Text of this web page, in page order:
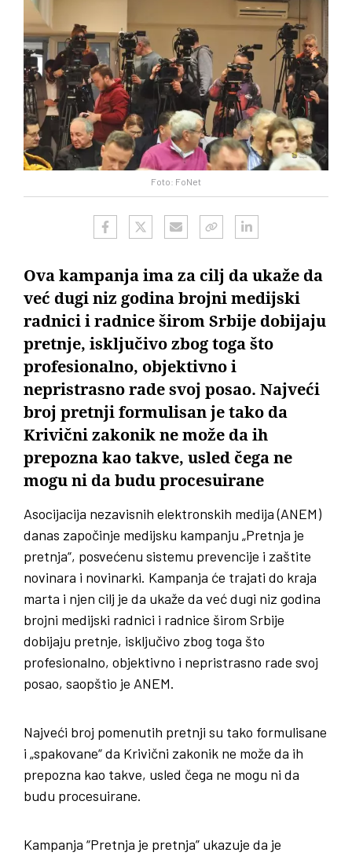
Foto: FoNet
Ova kampanja ima za cilj da ukaže da
već dugi niz godina brojni medijski
radnici i radnice širom Srbije dobijaju
pretnje, isključivo zbog toga što
profesionalno, objektivno i
nepristrasno rade svoj posao. Najveći
broj pretnji formulisan je tako da
Krivični zakonik ne može da ih
prepozna kao takve, usled čega ne
mogu ni da budu procesuirane
Asocijacija nezavisnih elektronskih medija (ANEM)
danas započinje medijsku kampanju „Pretnja je
pretnja“, posvećenu sistemu prevencije i zaštite
novinara i novinarki. Kampanja će trajati do kraja
marta i njen cilj je da ukaže da već dugi niz godina
brojni medijski radnici i radnice širom Srbije
dobijaju pretnje, isključivo zbog toga što
profesionalno, objektivno i nepristrasno rade svoj
posao, saopštio je ANEM.
Najveći broj pomenutih pretnji su tako formulisane
i „spakovane“ da Krivični zakonik ne može da ih
prepozna kao takve, usled čega ne mogu ni da
budu procesuirane.
Kampanja “Pretnja je pretnja” ukazuje da je